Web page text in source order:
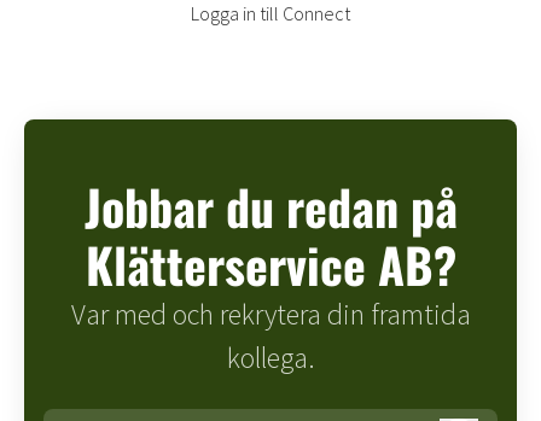
Logga in till Connect
Jobbar du redan på
Klätterservice AB?
Var med och rekrytera din framtida
kollega.